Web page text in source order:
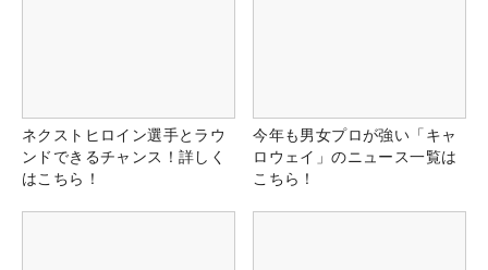
ネクストヒロイン選手とラウ
ンドできるチャンス！詳しく
はこちら！
今年も男女プロが強い「キャ
ロウェイ」のニュース一覧は
こちら！